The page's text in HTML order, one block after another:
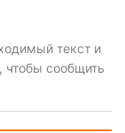
текст и
, чтобы сообщить